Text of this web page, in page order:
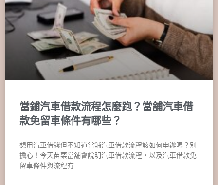
當鋪汽車借款流程怎麼跑？當舖汽車借
款免留車條件有哪些？
想用汽車借錢但不知道當舖汽車借款流程該如何申辦嗎？別
擔心！今天苗栗當舖會說明汽車借款流程，以及汽車借款免
留車條件與流程有